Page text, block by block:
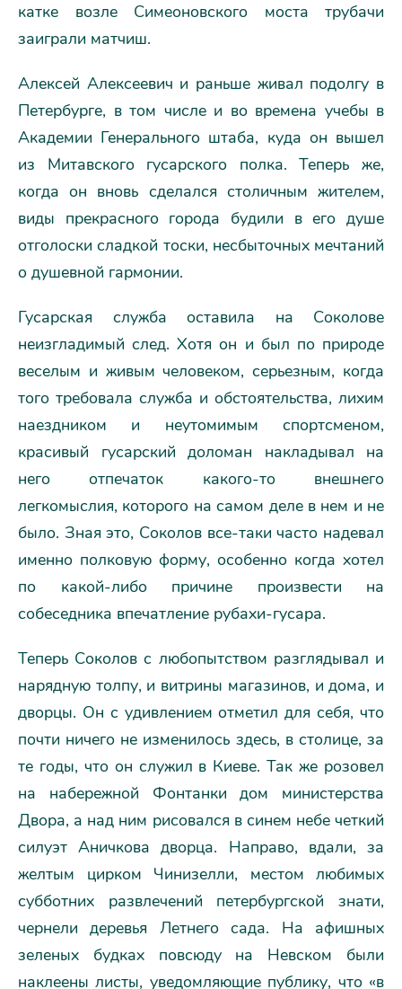
катке возле Симеоновского моста трубачи
заиграли матчиш.
Алексей Алексеевич и раньше живал подолгу в
Петербурге, в том числе и во времена учебы в
Академии Генерального штаба, куда он вышел
из Митавского гусарского полка. Теперь же,
когда он вновь сделался столичным жителем,
виды прекрасного города будили в его душе
отголоски сладкой тоски, несбыточных мечтаний
о душевной гармонии.
Гусарская служба оставила на Соколове
неизгладимый след. Хотя он и был по природе
веселым и живым человеком, серьезным, когда
того требовала служба и обстоятельства, лихим
наездником и неутомимым спортсменом,
красивый гусарский доломан накладывал на
него отпечаток какого-то внешнего
легкомыслия, которого на самом деле в нем и не
было. Зная это, Соколов все-таки часто надевал
именно полковую форму, особенно когда хотел
по какой-либо причине произвести на
собеседника впечатление рубахи-гусара.
Теперь Соколов с любопытством разглядывал и
нарядную толпу, и витрины магазинов, и дома, и
дворцы. Он с удивлением отметил для себя, что
почти ничего не изменилось здесь, в столице, за
те годы, что он служил в Киеве. Так же розовел
на набережной Фонтанки дом министерства
Двора, а над ним рисовался в синем небе четкий
силуэт Аничкова дворца. Направо, вдали, за
желтым цирком Чинизелли, местом любимых
субботних развлечений петербургской знати,
чернели деревья Летнего сада. На афишных
зеленых будках повсюду на Невском были
наклеены листы, уведомляющие публику, что «в